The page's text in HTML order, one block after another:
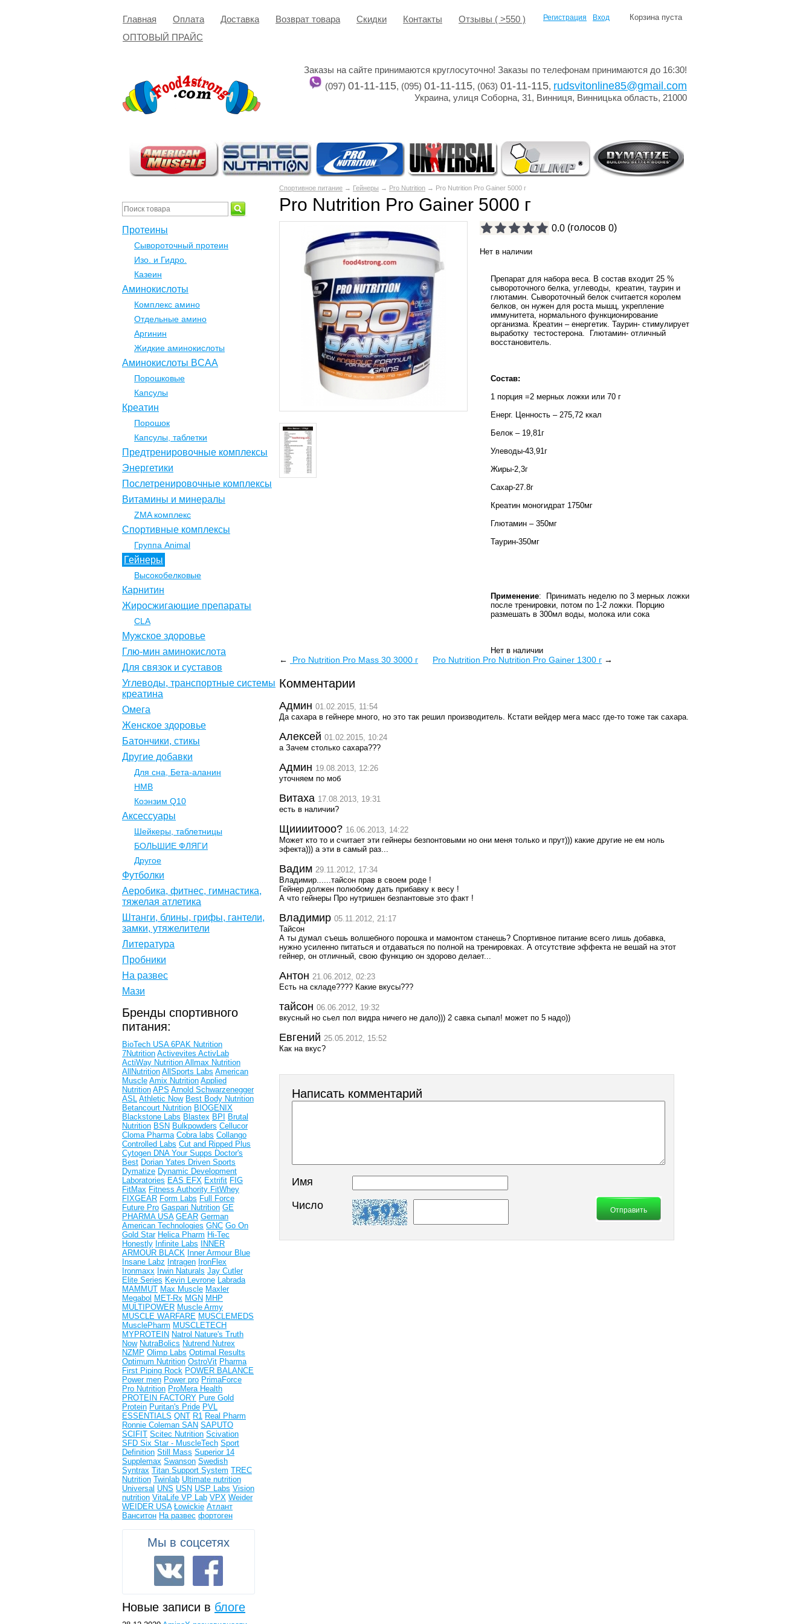
Главная Оплата Доставка Возврат товара Cкидки Контакты
Отзывы ( >550 )
ОПТОВЫЙ ПРАЙС
Корзина пуста
Регистрация Вход
Заказы на сайте принимаются круглосуточно! Заказы по телефонам принимаются до 16:30!
(097) 01-11-115, (095) 01-11-115, (063) 01-11-115, rudsvitonline85@gmail.com
Украина, улиця Соборна, 31, Винниця, Винницька область, 21000
Спортивное питание → Гейнеры → Pro Nutrition → Pro Nutrition Pro Gainer 5000 г
Pro Nutrition Pro Gainer 5000 г
0.0 (голосов 0)
Нет в наличии
Препарат для набора веса. В состав входит 25 %
сывороточного белка, углеводы, креатин, таурин и
глютамин. Сывороточный белок считается королем
белков, он нужен для роста мышц, укрепление
иммунитета, нормального функционирование
организма. Креатин – енергетик. Таурин- стимулирует
выработку тестостерона.
Глютамин- отличный
восстановитель.
Состав:
1 порция =2 мерных ложки или 70 г
Енерг. Ценность – 275,72 ккал
Белок – 19,81г
Улеводы-43,91г
Жиры-2,3г
Сахар-27.8г
Креатин моногидрат 1750мг
Глютамин – 350мг
Таурин-350мг
Применение:
Принимать неделю по 3 мерных ложки
после тренировки, потом по 1-2 ложки. Порцию
размешать в 300мл воды, молока или сока
Нет в наличии
← Pro Nutrition Pro Mass 30 3000 г Pro Nutrition Pro Nutrition Pro Gainer 1300 г →
Комментарии
Админ 01.02.2015, 11:54
Да сахара в гейнере много, но это так решил производитель. Кстати вейдер мега масс где-то тоже так сахара.
Алексей 01.02.2015, 10:24
а Зачем столько сахара???
Админ 19.08.2013, 12:26
уточняем по моб
Витаха 17.08.2013, 19:31
есть в наличии?
Щиииитооо? 16.06.2013, 14:22
Может кто то и считает эти гейнеры безпонтовыми но они меня только и прут))) какие другие не ем ноль
эфекта))) а эти в самый раз...
Вадим 29.11.2012, 17:34
Владимир......тайсон прав в своем роде !
Гейнер должен полюбому дать прибавку к весу !
А что гейнеры Про нутришен безпантовые это факт !
Владимир 05.11.2012, 21:17
Тайсон
А ты думал съешь волшебного порошка и мамонтом станешь? Спортивное питание всего лишь добавка,
нужно усиленно питаться и отдаваться по полной на тренировках. А отсутствие эффекта не вешай на этот
гейнер, он отличный, свою функцию он здорово делает...
Антон 21.06.2012, 02:23
Есть на складе???? Какие вкусы???
тайсон 06.06.2012, 19:32
вкусный но сьел пол видра ничего не дало))) 2 савка сыпал! может по 5 надо))
Евгений 25.05.2012, 15:52
Как на вкус?
Написать комментарий
Имя
Число
Протеины
Сывороточный протеин
Изо. и Гидро.
Казеин
Аминокислоты
Комплекс амино
Отдельные амино
Аргинин
Жидкие аминокислоты
Аминокислоты BCAA
Порошковые
Капсулы
Креатин
Порошок
Капсулы, таблетки
Предтренировочные комплексы
Энергетики
Послетренировочные комплексы
Витамины и минералы
ZMA комплекс
Спортивные комплексы
Группа Animal
Гейнеры
Высокобелковые
Карнитин
Жиросжигающие препараты
CLA
Мужское здоровье
Глю-мин аминокислота
Для связок и суставов
Углеводы, транспортные системы
креатина
Омега
Женское здоровье
Батончики, стикы
Другие добавки
Для сна, Бета-аланин
НМВ
Коэнзим Q10
Аксессуары
Шейкеры, таблетницы
БОЛЬШИЕ ФЛЯГИ
Другое
Футболки
Аеробика, фитнес, гимнастика,
тяжелая атлетика
Штанги, блины, грифы, гантели,
замки, утяжелители
Литература
Пробники
На развес
Мази
Бренды спортивного
питания:
BioTech USA 6PAK Nutrition
7Nutrition Activevites ActivLab
ActiWay Nutrition Allmax Nutrition
AllNutrition AllSports Labs American
Muscle Amix Nutrition Applied
Nutrition APS Arnold Schwarzenegger
ASL Athletic Now Best Body Nutrition
Betancourt Nutrition BIOGENIX
Blackstone Labs Blastex BPI
Brutal
Nutrition BSN Bulkpowders Cellucor
Cloma Pharma Cobra labs Collango
Controlled Labs Cut and Ripped Plus
Cytogen DNA Your Supps Doctor's
Best Dorian Yates Driven Sports
Dymatize Dynamic Development
Laboratories EAS EFX Extrifit FIG
FitMax Fitness Authority FitWhey
FIXGEAR Form Labs Full Force
Future Pro Gaspari Nutrition GE
PHARMA USA GEAR German
American Technologies GNC Go On
Gold Star Helica Pharm Hi-Tec
Honestly Infinite Labs
INNER
ARMOUR BLACK Inner Armour Blue
Insane Labz Intragen IronFlex
Ironmaxx Irwin Naturals Jay Cutler
Elite Series Kevin Levrone Labrada
MAMMUT Max Muscle Maxler
Megabol MET-Rx MGN MHP
MULTIPOWER Muscle Army
MUSCLE WARFARE MUSCLEMEDS
MusclePharm MUSCLETECH
MYPROTEIN Natrol Nature's Truth
Now NutraBolics Nutrend Nutrex
NZMP Olimp Labs Optimal Results
Optimum Nutrition OstroVit Pharma
First Piping Rock POWER BALANCE
Power men Power pro PrimaForce
Pro Nutrition ProMera Health
PROTEIN FACTORY Pure Gold
Protein Puritan's Pride PVL
ESSENTIALS QNT R1 Real Pharm
Ronnie Coleman SAN SAPUTO
SCIFIT Scitec Nutrition Scivation
SFD Six Star - MuscleTech Sport
Definition Still Mass Superior 14
Supplemax Swanson Swedish
Syntrax Titan Support System TREC
Nutrition Twinlab Ultimate nutrition
Universal UNS USN USP Labs Vision
nutrition VitaLife VP Lab VPX Weider
WEIDER USA Łowickie Атлант
Ванситон На развес фортоген
Мы в соцсетях
Новые записи в блоге